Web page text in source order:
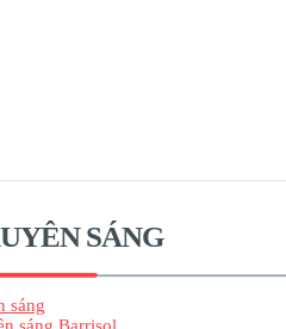
SÁNG
sáng
sáng Barrisol